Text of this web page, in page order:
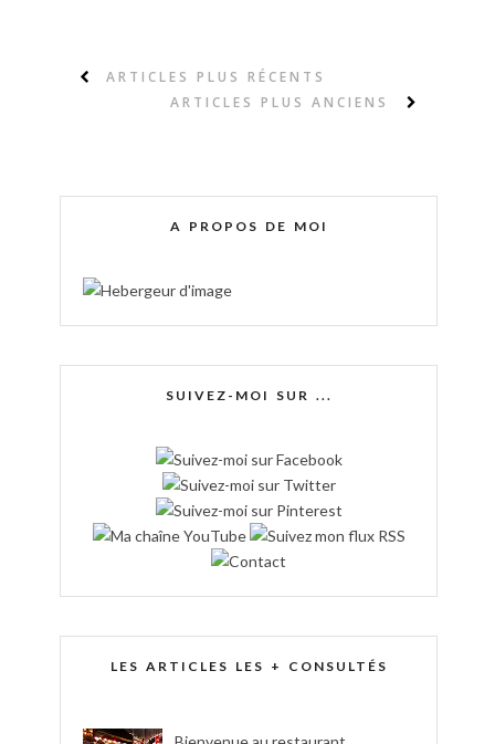
ARTICLES PLUS RÉCENTS
ARTICLES PLUS ANCIENS
A PROPOS DE MOI
SUIVEZ-MOI SUR ...
LES ARTICLES LES + CONSULTÉS